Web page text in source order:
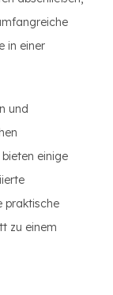
in einer
und
einige
praktische
zu einem